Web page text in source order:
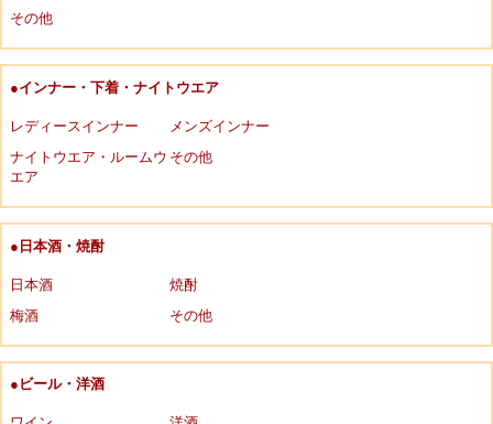
その他
●インナー・下着・ナイトウエア
レディースインナー
メンズインナー
ナイトウエア・ルームウ
エア
その他
●日本酒・焼酎
日本酒
焼酎
梅酒
その他
●ビール・洋酒